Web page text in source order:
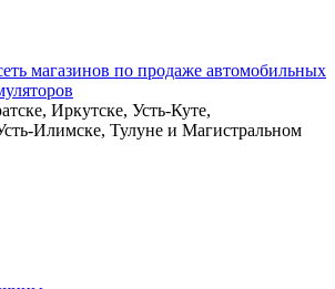
Иркутске, Усть-Куте,
Илимске, Тулуне и Магистральном